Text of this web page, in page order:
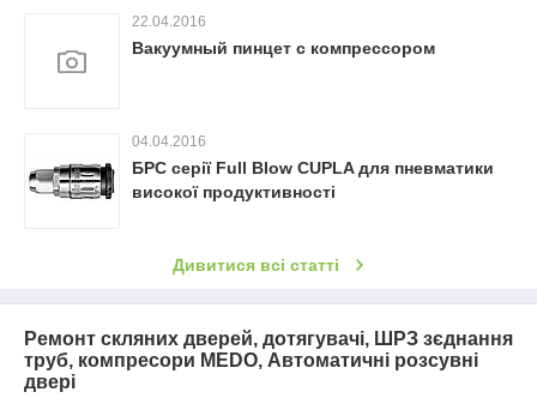
22.04.2016
Вакуумный пинцет с компрессором
04.04.2016
БРС серії Full Blow CUPLA для пневматики
високої продуктивності
Дивитися всі статті
Ремонт скляних дверей, дотягувачі, ШРЗ зєднання
труб, компресори MEDO, Автоматичні розсувні
двері